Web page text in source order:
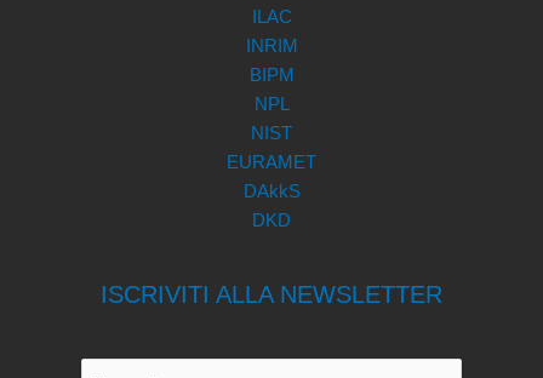
ILAC
INRIM
BIPM
NPL
NIST
EURAMET
DAkkS
DKD
ISCRIVITI ALLA NEWSLETTER